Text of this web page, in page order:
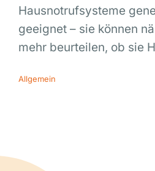
Hausnotrufsysteme
geeignet – sie können
mehr beurteilen, ob sie
Allgemein